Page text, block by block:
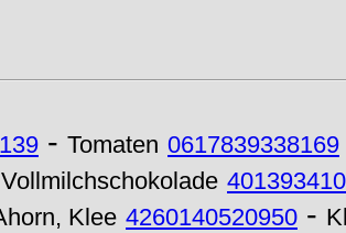
- Tomaten 0617839338169
Vollmilchschokolade
Klee 4260140520950 -